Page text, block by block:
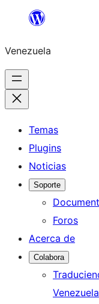
Saltar
contenido
Venezuela
Temas
Plugins
Noticias
Soporte
Foros
Acerca de
Colabora
Venezuela